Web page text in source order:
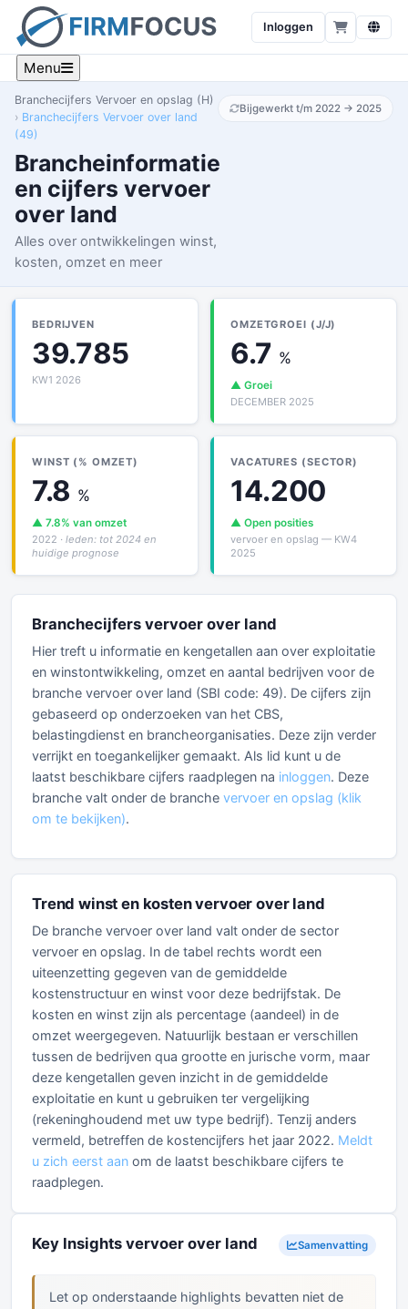
Inloggen
Menu
Branchecijfers Vervoer en opslag (H)
Branchecijfers Vervoer over land
(49)
Brancheinformatie
en cijfers vervoer
over land
Alles over ontwikkelingen winst,
kosten, omzet en meer
Bijgewerkt t/m 2022 → 2025
BEDRIJVEN
39.785
KW1 2026
OMZETGROEI (J/J)
6.7 %
▲ Groei
DECEMBER 2025
WINST (% OMZET)
7.8 %
▲ 7.8% van omzet
2022 · leden: tot 2024 en
huidige prognose
VACATURES (SECTOR)
14.200
▲ Open posities
vervoer en opslag — KW4
2025
Branchecijfers vervoer over land
Hier treft u informatie en kengetallen aan over exploitatie
en winstontwikkeling, omzet en aantal bedrijven voor de
branche vervoer over land (SBI code: 49). De cijfers zijn
gebaseerd op onderzoeken van het CBS,
belastingdienst en brancheorganisaties. Deze zijn verder
verrijkt en toegankelijker gemaakt. Als lid kunt u de
laatst beschikbare cijfers raadplegen na inloggen. Deze
branche valt onder de branche vervoer en opslag (klik
om te bekijken).
Trend winst en kosten vervoer over land
De branche vervoer over land valt onder de sector
vervoer en opslag. In de tabel rechts wordt een
uiteenzetting gegeven van de gemiddelde
kostenstructuur en winst voor deze bedrijfstak. De
kosten en winst zijn als percentage (aandeel) in de
omzet weergegeven. Natuurlijk bestaan er verschillen
tussen de bedrijven qua grootte en jurische vorm, maar
deze kengetallen geven inzicht in de gemiddelde
exploitatie en kunt u gebruiken ter vergelijking
(rekeninghoudend met uw type bedrijf). Tenzij anders
vermeld, betreffen de kostencijfers het jaar 2022. Meldt
u zich eerst aan om de laatst beschikbare cijfers te
raadplegen.
Key Insights vervoer over land Samenvatting
Let op onderstaande highlights bevatten niet de